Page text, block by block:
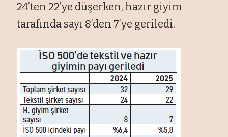
24’ten 22’ye düşerken, hazır giyim
tarafında sayı 8’den 7’ye geriledi.